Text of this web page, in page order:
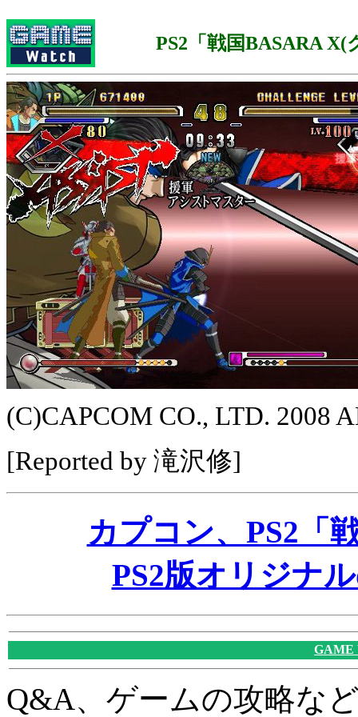
PS2「戦国BASARA X(
(C)CAPCOM CO., LTD. 2008
[Reported by 滝沢修]
カプコン、PS2「
PS2版オリジナ
GAME
Q&A、ゲームの攻略な